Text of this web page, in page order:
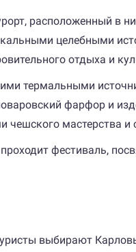
расположенный в
целебными
отдыха и
термальными
фарфор и
мастерства
фестиваль,
выбирают